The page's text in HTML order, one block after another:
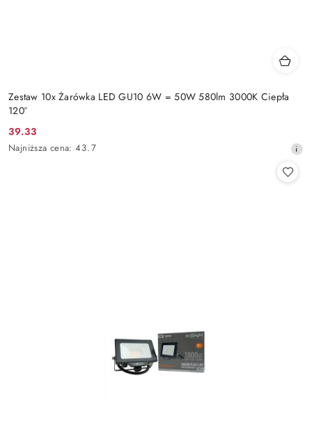
Zestaw 10x Żarówka LED GU10 6W = 50W 580lm 3000K Ciepła
120°
Cena
promocyjna:
39.33
Najniższa
Najniższa cena: 43.7